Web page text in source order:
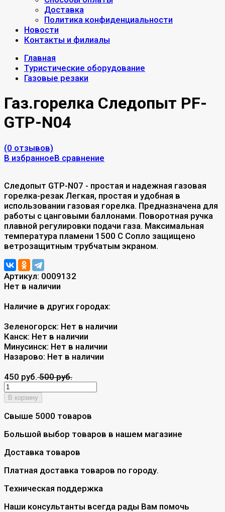
Доставка
Политика конфиденциальности
Новости
Контакты и филиалы
Главная
Туристические оборудование
Газовые резаки
Газ.горелка Следопыт PF-
GTP-N04
(0 отзывов)
В избранноеВ сравнение
Следопыт GTP-N07 - простая и надежная газовая
горелка-резак Легкая, простая и удобная в
использовании газовая горелка. Предназначена для
работы с цанговыми баллонами. Поворотная ручка
плавной регулировки подачи газа. Максимальная
температура пламени 1500 С Сопло защищено
ветрозащитным трубчатым экраном.
Артикул: 0009132
Нет в наличии
Наличие в других городах:
Зеленогорск: Нет в наличии
Канск: Нет в наличии
Минусинск: Нет в наличии
Назарово: Нет в наличии
450 руб.500 руб.
В корзину
Свыше 5000 товаров
Большой выбор товаров в нашем магазине
Доставка товаров
Платная доставка товаров по городу.
Техническая поддержка
Наши консультанты всегда рады Вам помочь